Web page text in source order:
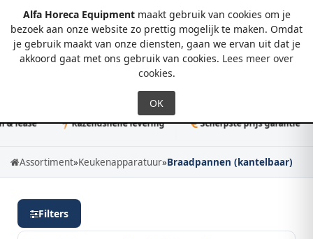
Alfa Horeca Equipmentmaakt gebruik van cookies om je
bezoek aan onze website zo prettig mogelijk te maken. Omdat
je gebruik maakt van onze diensten, gaan we ervan uit dat je
akkoord gaat met ons gebruik van cookies. Lees meer over
cookies.
0
Razendsnelle levering Scherpste prijs garantie
Assortiment»Keukenapparatuur»Braadpannen (kantelbaar)
Filters